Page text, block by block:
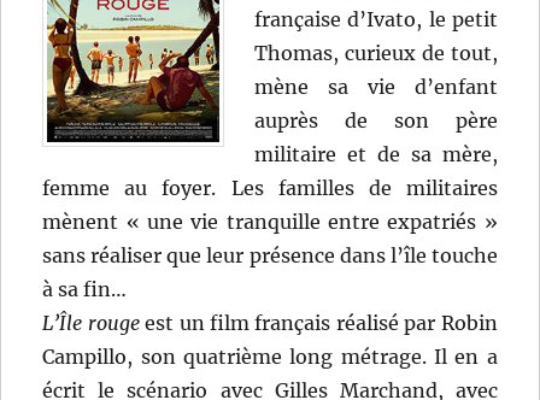
française d’Ivato, le petit
Thomas, curieux de tout,
mène sa vie d’enfant
auprès de son père
militaire et de sa mère,
femme au foyer. Les familles de militaires
mènent « une vie tranquille entre expatriés »
sans réaliser que leur présence dans l’île touche
à sa fin…
L’Île rougeest un film français réalisé par Robin
Campillo, son quatrième long métrage. Il en a
écrit le scénario avec Gilles Marchand, avec